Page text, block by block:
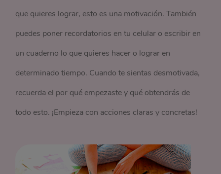
que quieres lograr, esto es una motivación. También
puedes poner recordatorios en tu celular o escribir en
un cuaderno lo que quieres hacer o lograr en
determinado tiempo. Cuando te sientas desmotivada,
recuerda el por qué empezaste y qué obtendrás de
todo esto. ¡Empieza con acciones claras y concretas!